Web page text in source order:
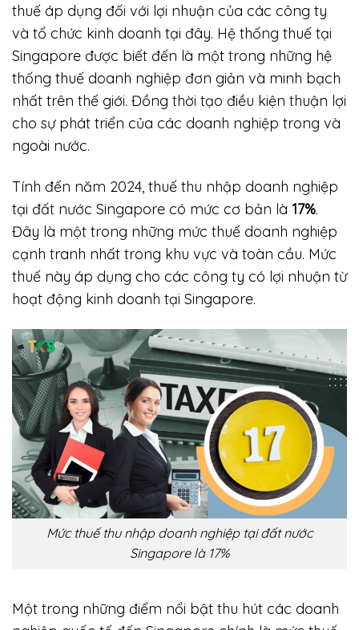
thuế áp dụng đối với lợi nhuận của các công ty
và tổ chức kinh doanh tại đây. Hệ thống thuế tại
Singapore được biết đến là một trong những hệ
thống thuế doanh nghiệp đơn giản và minh bạch
nhất trên thế giới. Đồng thời tạo điều kiện thuận lợi
cho sự phát triển của các doanh nghiệp trong và
ngoài nước.
Tính đến năm 2024, thuế thu nhập doanh nghiệp
tại đất nước Singapore có mức cơ bản là 17%.
Đây là một trong những mức thuế doanh nghiệp
cạnh tranh nhất trong khu vực và toàn cầu. Mức
thuế này áp dụng cho các công ty có lợi nhuận từ
hoạt động kinh doanh tại Singapore.
Mức thuế thu nhập doanh nghiệp tại đất nước
Singapore là 17%
Một trong những điểm nổi bật thu hút các doanh